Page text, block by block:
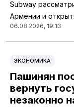
Subway
Армении и
06.08.2026, 19:13
ЭКОНОМИКА
Пашинян
вернуть
незаконно